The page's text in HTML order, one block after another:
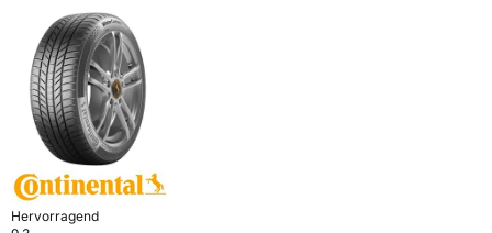
Hervorragend